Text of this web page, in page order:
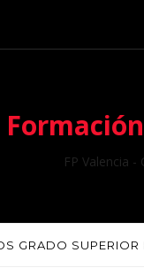
FP Valencia
GRADO SUPERIOR